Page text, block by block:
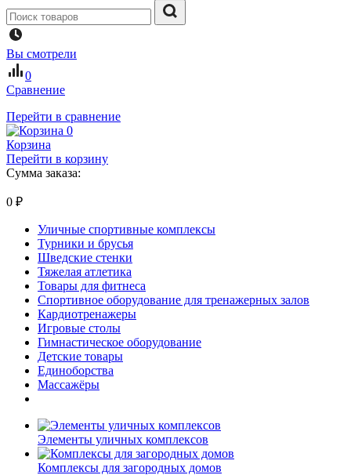
Вы смотрели
0
Сравнение
Перейти в сравнение
0
Корзина
Перейти в корзину
Сумма заказа:
0 ₽
Уличные спортивные комплексы
Турники и брусья
Шведские стенки
Тяжелая атлетика
Товары для фитнеса
Спортивное оборудование для тренажерных залов
Кардиотренажеры
Игровые столы
Гимнастическое оборудование
Детские товары
Единоборства
Массажёры
Элементы уличных комплексов
Комплексы для загородных домов